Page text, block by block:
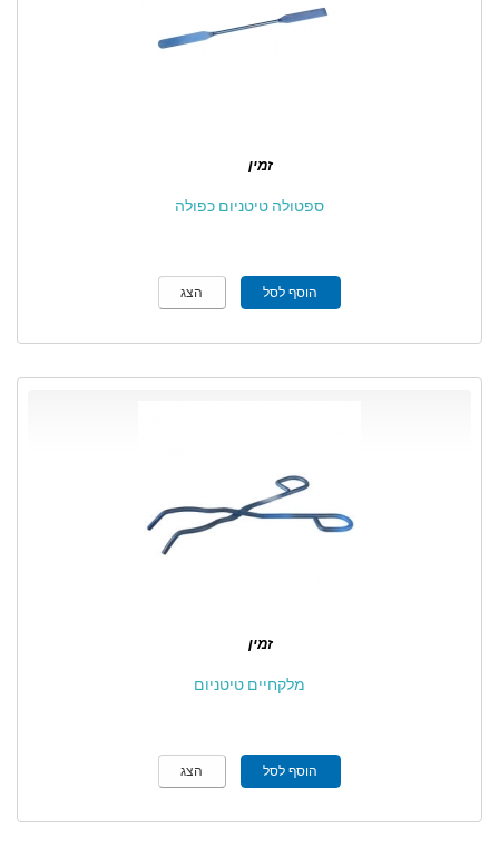
זמין
ספטולה טיטניום כפולה
הוסף לסל הצג
זמין
מלקחיים טיטניום
הוסף לסל הצג